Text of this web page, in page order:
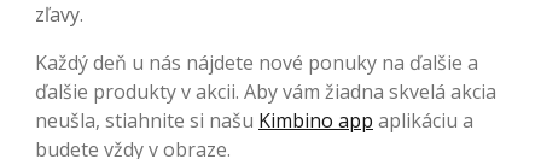
zľavy.
Každý deň u nás nájdete nové ponuky na ďalšie a
ďalšie produkty v akcii. Aby vám žiadna skvelá akcia
neušla, stiahnite si našu Kimbino app aplikáciu a
budete vždy v obraze.